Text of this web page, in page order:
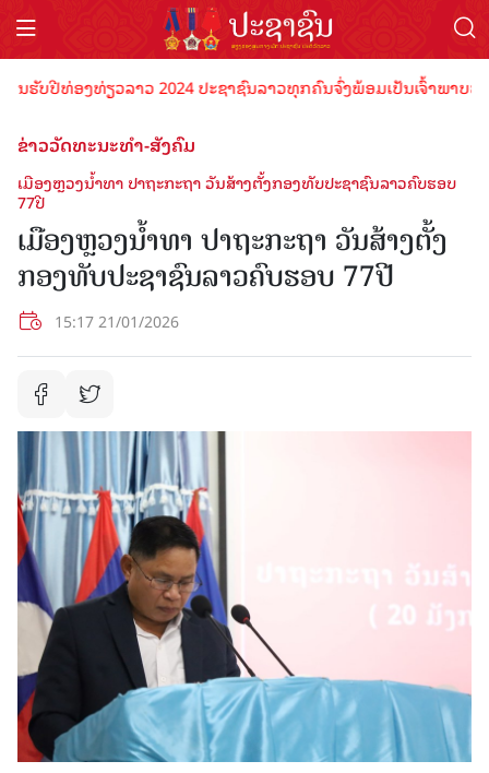
ປີທ່ອງທ່ຽວລາວ 2024 ປະຊາຊົນລາວທຸກຄົນຈົ່ງພ້ອມເປັນເຈົ້າພາບທີ່ດີ
ຂ່າວວັດທະນະທຳ-ສັງຄົມ
ເມືອງຫຼວງນໍ້າທາ ປາຖະກະຖາ ວັນສ້າງຕັ້ງກອງທັບປະຊາຊົນລາວຄົບຮອບ
77ປີ
ເມືອງຫຼວງນໍ້າທາ ປາຖະກະຖາ ວັນສ້າງຕັ້ງ
ກອງທັບປະຊາຊົນລາວຄົບຮອບ 77ປີ
15:17 21/01/2026